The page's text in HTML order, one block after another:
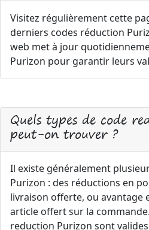
Visitez régulièrement cette
derniers codes réduction
web met à jour
Purizon pour garantir leurs
Quels types de code
peut-on trouver ?
Il existe généralement
Purizon : des réductions en
livraison offerte, ou avantage
article offert sur la
reduction Purizon sont